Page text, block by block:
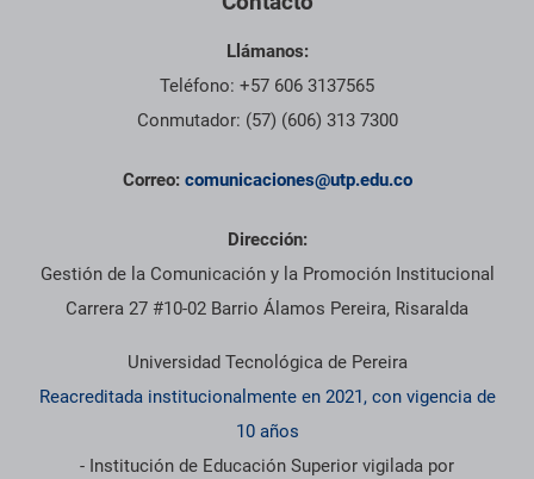
Llámanos:
Teléfono: +57 606 3137565
Conmutador: (57) (606) 313 7300
Correo: comunicaciones@utp.edu.co
Dirección:
Gestión de la Comunicación y la Promoción Institucional
Carrera 27 #10-02 Barrio Álamos Pereira, Risaralda
Universidad Tecnológica de Pereira
Reacreditada institucionalmente en 2021, con vigencia de
10 años
- Institución de Educación Superior vigilada por